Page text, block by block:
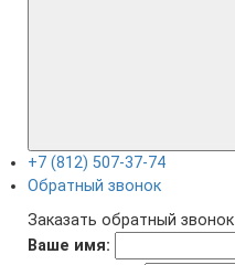
+7 (812) 507-37-74
Обратный звонок
Заказать обратный звонок
Ваше имя: